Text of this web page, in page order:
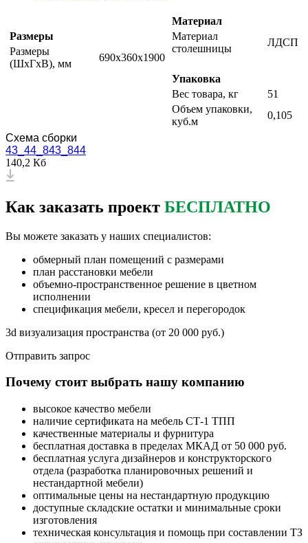
Размеры
Размеры
(ШxГxВ), мм
690x360x1900
Материал
Материал
столешницы
ЛДСП
Упаковка
Вес товара, кг
51
Объем упаковки,
куб.м
0,105
Схема сборки
43_44_843_844
140,2 Кб
Как заказать проект БЕСПЛАТНО
Вы можете заказать у наших специалистов:
обмерный план помещений с размерами
план расстановки мебели
объемно-пространственное решение в цветном
исполнении
спецификация мебели, кресел и перегородок
3d визуализация пространства (от 20 000 руб.)
Отправить запрос
Почему стоит выбрать нашу компанию
высокое качество мебели
наличие сертификата на мебель СТ-1 ТПП
качественные материалы и фурнитура
бесплатная доставка в пределах МКАД от 50 000 руб.
бесплатная услуга дизайнеров и конструкторского
отдела (разработка планировочных решений и
нестандартной мебели)
оптимальные цены на нестандартную продукцию
доступные складские остатки и минимальные сроки
изготовления
техническая консультация и помощь при составлении ТЗ